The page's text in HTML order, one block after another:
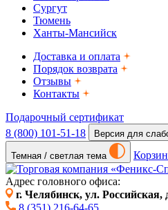
Сургут
Тюмень
Ханты-Мансийск
Доставка и оплата
Порядок возврата
Отзывы
Контакты
Подарочный сертификат
8 (800) 101-51-18
Версия для
Темная / светлая тема
Адрес головного офиса:
г. Челябинск, ул. Российская,
8 (351) 216-64-65